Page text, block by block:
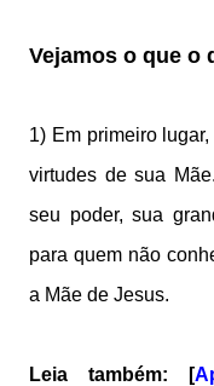
Vejamos o que o
1) Em primeiro
virtudes de sua
seu poder, sua
para quem não
a Mãe de Jesus.
Leia também: [